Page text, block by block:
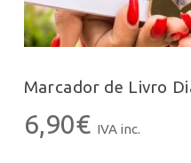
Marcador de Livro
6,90€ IVA inc.